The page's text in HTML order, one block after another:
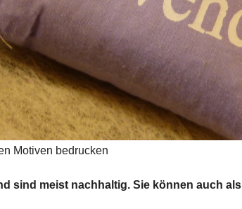
Motiven bedrucken
sind meist nachhaltig. Sie können auch als